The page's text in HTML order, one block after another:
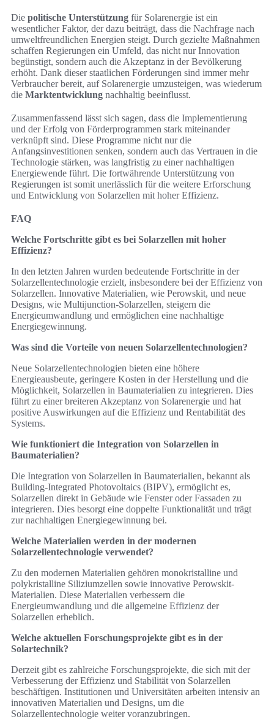
Die politische Unterstützung für Solarenergie ist ein
wesentlicher Faktor, der dazu beiträgt, dass die Nachfrage nach
umweltfreundlichen Energien steigt. Durch gezielte Maßnahmen
schaffen Regierungen ein Umfeld, das nicht nur Innovation
begünstigt, sondern auch die Akzeptanz in der Bevölkerung
erhöht. Dank dieser staatlichen Förderungen sind immer mehr
Verbraucher bereit, auf Solarenergie umzusteigen, was wiederum
die Marktentwicklung nachhaltig beeinflusst.
Zusammenfassend lässt sich sagen, dass die Implementierung
und der Erfolg von Förderprogrammen stark miteinander
verknüpft sind. Diese Programme nicht nur die
Anfangsinvestitionen senken, sondern auch das Vertrauen in die
Technologie stärken, was langfristig zu einer nachhaltigen
Energiewende führt. Die fortwährende Unterstützung von
Regierungen ist somit unerlässlich für die weitere Erforschung
und Entwicklung von Solarzellen mit hoher Effizienz.
FAQ
Welche Fortschritte gibt es bei Solarzellen mit hoher
Effizienz?
In den letzten Jahren wurden bedeutende Fortschritte in der
Solarzellentechnologie erzielt, insbesondere bei der Effizienz von
Solarzellen. Innovative Materialien, wie Perowskit, und neue
Designs, wie Multijunction-Solarzellen, steigern die
Energieumwandlung und ermöglichen eine nachhaltige
Energiegewinnung.
Was sind die Vorteile von neuen Solarzellentechnologien?
Neue Solarzellentechnologien bieten eine höhere
Energieausbeute, geringere Kosten in der Herstellung und die
Möglichkeit, Solarzellen in Baumaterialien zu integrieren. Dies
führt zu einer breiteren Akzeptanz von Solarenergie und hat
positive Auswirkungen auf die Effizienz und Rentabilität des
Systems.
Wie funktioniert die Integration von Solarzellen in
Baumaterialien?
Die Integration von Solarzellen in Baumaterialien, bekannt als
Building-Integrated Photovoltaics (BIPV), ermöglicht es,
Solarzellen direkt in Gebäude wie Fenster oder Fassaden zu
integrieren. Dies besorgt eine doppelte Funktionalität und trägt
zur nachhaltigen Energiegewinnung bei.
Welche Materialien werden in der modernen
Solarzellentechnologie verwendet?
Zu den modernen Materialien gehören monokristalline und
polykristalline Siliziumzellen sowie innovative Perowskit-
Materialien. Diese Materialien verbessern die
Energieumwandlung und die allgemeine Effizienz der
Solarzellen erheblich.
Welche aktuellen Forschungsprojekte gibt es in der
Solartechnik?
Derzeit gibt es zahlreiche Forschungsprojekte, die sich mit der
Verbesserung der Effizienz und Stabilität von Solarzellen
beschäftigen. Institutionen und Universitäten arbeiten intensiv an
innovativen Materialien und Designs, um die
Solarzellentechnologie weiter voranzubringen.